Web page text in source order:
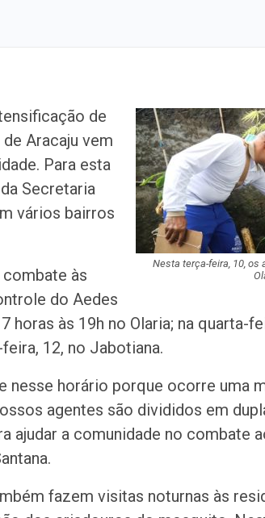
Nesta terça-feira, 10, os
de
Aracaju vem
Para esta
Secretaria
vários bairros
às
do Aedes
às 19h no Olaria; na quarta-
12, no Jabotiana.
nesse horário porque ocorre uma
agentes são divididos em
ajudar a comunidade no combate
fazem visitas noturnas às